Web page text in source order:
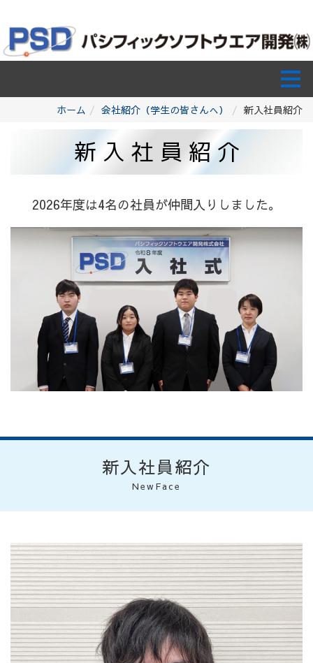
ホーム 会社紹介（学生の皆さんへ） 新入社員紹介
新 入 社 員 紹 介
2026年度は4名の社員が仲間入りしました。
新入社員紹介
NewFace